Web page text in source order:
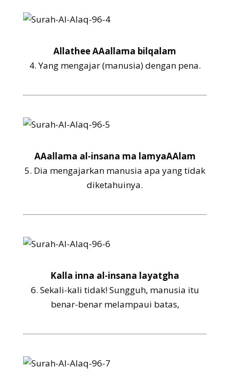
Allathee AAallama bilqalam
4.Yang mengajar (manusia) dengan pena.
AAallama al-insana ma lamyaAAlam
5. Dia mengajarkan manusia apa yang tidak
diketahuinya.
Kalla inna al-insana layatgha
6. Sekali-kali tidak! Sungguh, manusia itu
benar-benar melampaui batas,